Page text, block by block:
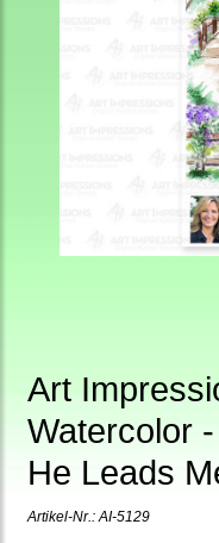
Art
Watercolor
He Leads
Artikel-Nr.: AI-5129